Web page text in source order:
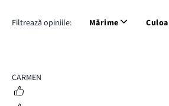
Filtrează opiniile: Mărime
3
CARMEN